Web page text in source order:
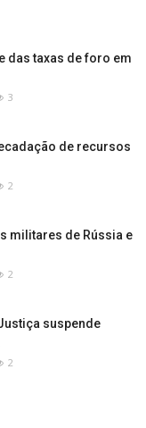
das taxas de foro em
3
de recursos
2
militares de Rússia e
2
suspende
2